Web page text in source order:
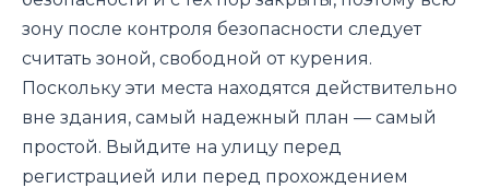
зону после контроля безопасности следует
считать зоной, свободной от курения.
Поскольку эти места находятся действительно
вне здания, самый надежный план — самый
простой. Выйдите на улицу перед
регистрацией или перед прохождением